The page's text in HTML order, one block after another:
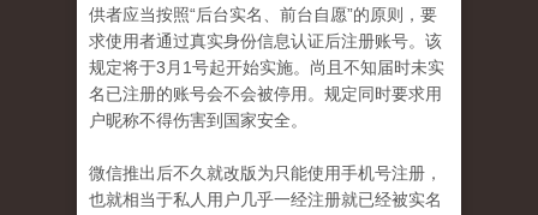
供者应当按照“后台实名、前台自愿”的原则，要
求使用者通过真实身份信息认证后注册账号。该
规定将于3月1号起开始实施。尚且不知届时未实
名已注册的账号会不会被停用。规定同时要求用
户昵称不得伤害到国家安全。
微信推出后不久就改版为只能使用手机号注册，
也就相当于私人用户几乎一经注册就已经被实名